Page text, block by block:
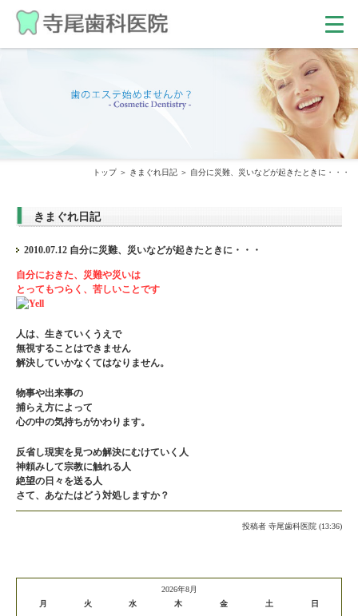
トップ きまぐれ日記 自分に災難、災いなどが起きたときに・・・
きまぐれ日記
2010.07.12 自分に災難、災いなどが起きたときに・・・
自分におきた、災難や災いは
とってもつらく、苦しいことです
人は、生きていくうえで
無視することはできません
解決していかなくてはなりません。
物事や出来事の
捕らえ方によって
心の中の気持ちがかわります。
反省し現実を見つめ解決にむけていく人
神頼みして宗教に触れる人
絶望の日々を送る人
さて、あなたはどう対処しますか？
投稿者 寺尾歯科医院 (13:36)
2026年8月
月
火 水 木 金 土
日